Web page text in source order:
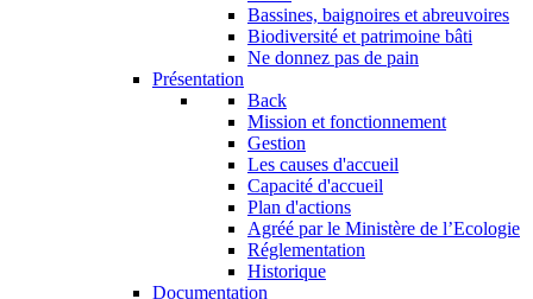
Bassines, baignoires et abreuvoires
Biodiversité et patrimoine bâti
Ne donnez pas de pain
Présentation
Back
Mission et fonctionnement
Gestion
Les causes d'accueil
Capacité d'accueil
Plan d'actions
Agréé par le Ministère de l’Ecologie
Réglementation
Historique
Documentation